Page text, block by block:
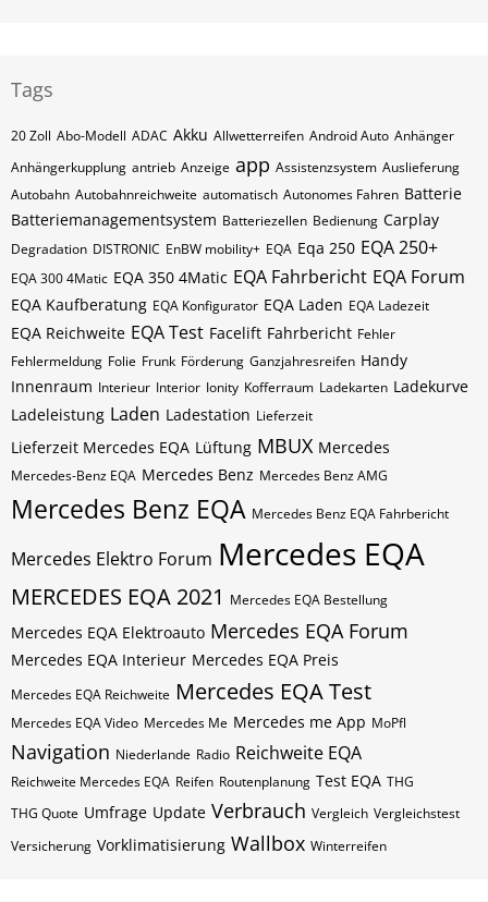
Tags
20 Zoll Abo-Modell ADAC Akku Allwetterreifen Android Auto Anhänger
Anhängerkupplung antrieb Anzeige app Assistenzsystem Auslieferung
Autobahn Autobahnreichweite automatisch Autonomes Fahren Batterie
Batteriemanagementsystem Batteriezellen Bedienung Carplay
Degradation DISTRONIC EnBW mobility+ EQA Eqa 250 EQA 250+
EQA 300 4Matic EQA 350 4Matic EQA Fahrbericht EQA Forum
EQA Kaufberatung EQA Konfigurator EQA Laden EQA Ladezeit
EQA Reichweite EQA Test Facelift Fahrbericht Fehler
Fehlermeldung Folie Frunk Förderung Ganzjahresreifen Handy
Innenraum Interieur Interior Ionity Kofferraum Ladekarten Ladekurve
Ladeleistung Laden Ladestation Lieferzeit
Lieferzeit Mercedes EQA Lüftung MBUX Mercedes
Mercedes-Benz EQA Mercedes Benz Mercedes Benz AMG
Mercedes Benz EQA Mercedes Benz EQA Fahrbericht
Mercedes Elektro Forum Mercedes EQA
MERCEDES EQA 2021 Mercedes EQA Bestellung
Mercedes EQA Elektroauto Mercedes EQA Forum
Mercedes EQA Interieur Mercedes EQA Preis
Mercedes EQA Reichweite Mercedes EQA Test
Mercedes EQA Video Mercedes Me Mercedes me App MoPfl
Navigation Niederlande Radio Reichweite EQA
Reichweite Mercedes EQA Reifen Routenplanung Test EQA THG
THG Quote Umfrage Update Verbrauch Vergleich Vergleichstest
Versicherung Vorklimatisierung Wallbox Winterreifen